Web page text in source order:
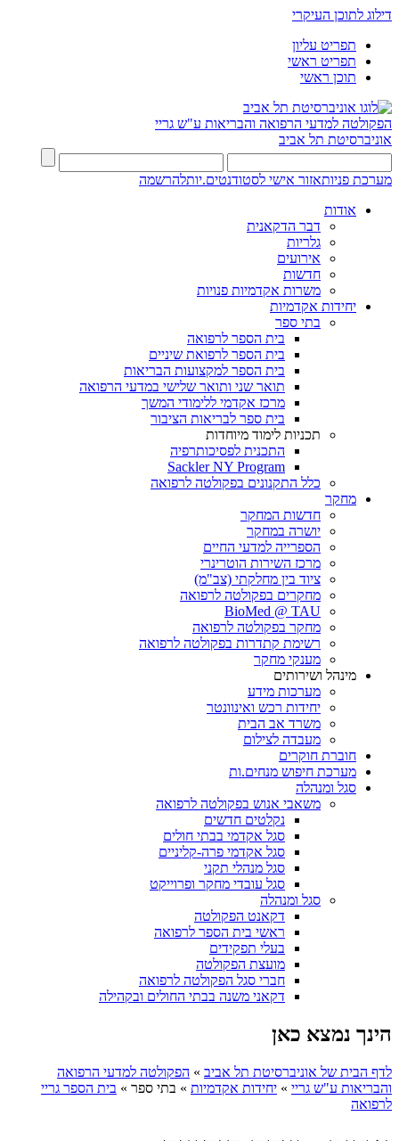
דילוג לתוכן העיקרי
תפריט עליון
תפריט ראשי
תוכן ראשי
הפקולטה למדעי הרפואה והבריאות ע"ש גריי
אוניברסיטת תל אביב
מערכת פניותאזור אישי לסטודנטים.יותלהרשמה
אודות
דבר הדקאנית
גלריות
אירועים
חדשות
משרות אקדמיות פנויות
יחידות אקדמיות
בתי ספר
בית הספר לרפואה
בית הספר לרפואת שיניים
בית הספר למקצועות הבריאות
תואר שני ותואר שלישי במדעי הרפואה
מרכז אקדמי ללימודי המשך
בית ספר לבריאות הציבור
תכניות לימוד מיוחדות
התכנית לפסיכותרפיה
Sackler NY Program
כלל התקנונים בפקולטה לרפואה
מחקר
חדשות המחקר
יושרה במחקר
הספרייה למדעי החיים
מרכז השירות הוטרינרי
ציוד בין מחלקתי (צב"מ)
מחקרים בפקולטה לרפואה
BioMed @ TAU
מחקר בפקולטה לרפואה
רשימת קתדרות בפקולטה לרפואה
מענקי מחקר
מינהל ושירותים
מערכות מידע
יחידות רכש ואינוונטר
משרד אב הבית
מעבדה לצילום
חוברת חוקרים
מערכת חיפוש מנחים.ות
סגל ומנהלה
משאבי אנוש בפקולטה לרפואה
נקלטים חדשים
סגל אקדמי בבתי חולים
סגל אקדמי פרה-קליניים
סגל מנהלי תקני
סגל עובדי מחקר ופרוייקט
סגל ומנהלה
דקאנט הפקולטה
ראשי בית הספר לרפואה
בעלי תפקידים
מועצת הפקולטה
חברי סגל הפקולטה לרפואה
דקאני משנה בבתי החולים ובקהילה
הינך נמצא כאן
לדף הבית של אוניברסיטת תל אביב » הפקולטה למדעי הרפואה
והבריאות ע"ש גריי » יחידות אקדמיות » בתי ספר » בית הספר גריי
לרפואה